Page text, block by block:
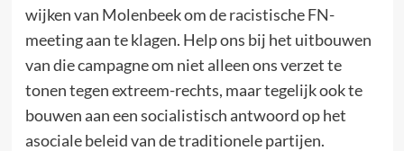
wijken van Molenbeek om de racistische FN-
meeting aan te klagen. Help ons bij het uitbouwen
van die campagne om niet alleen ons verzet te
tonen tegen extreem-rechts, maar tegelijk ook te
bouwen aan een socialistisch antwoord op het
asociale beleid van de traditionele partijen.